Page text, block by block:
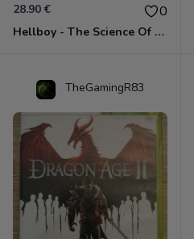
28.90 € 0
Hellboy - The Science Of Evil Xbox 360
TheGamingR83